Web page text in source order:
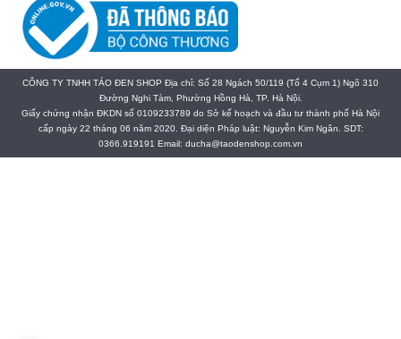
CÔNG TY TNHH TÁO ĐEN SHOP Địa chỉ: Số 28 Ngách 50/119 (Tổ 4 Cụm 1) Ngõ 310
Đường Nghi Tàm, Phường Hồng Hà, TP. Hà Nội.
Giấy chứng nhận ĐKDN số 0109233789 do Sở kế hoạch và đầu tư thành phố Hà Nội
cấp ngày 22 tháng 06 năm 2020. Đại diện Pháp luật: Nguyễn Kim Ngân. SDT:
0366.919191 Email: ducha@taodenshop.com.vn